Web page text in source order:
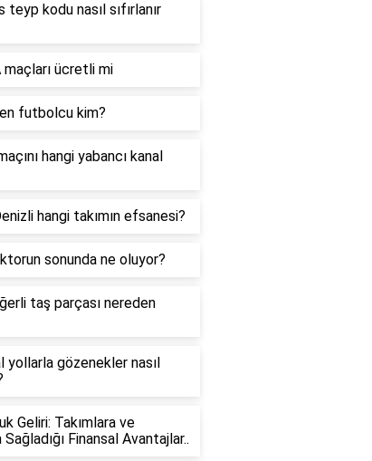
teyp kodu nasıl sıfırlanır
maçları ücretli mi
futbolcu kim?
hangi yabancı kanal
hangi takımın efsanesi?
sonunda ne oluyor?
taş parçası nereden
yollarla gözenekler nasıl
Geliri: Takımlara ve
Finansal Avantajlar..